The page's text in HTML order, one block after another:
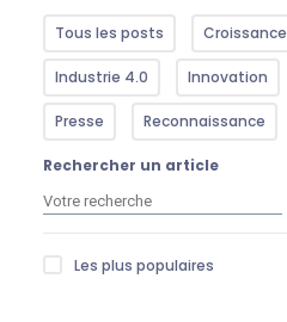
Tous les posts Croissance
Industrie 4.0 Innovation
Presse Reconnaissance
Rechercher un article
Les plus populaires